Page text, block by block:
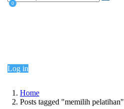
0
Log in
Home
Posts tagged "memilih pelatihan"